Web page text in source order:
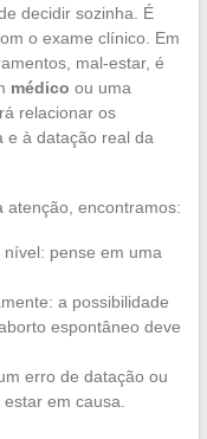
decidir sozinha. É
o exame clínico. Em
mal-estar, é
médico ou uma
relacionar os
e à datação real da
atenção, encontramos:
pense em uma
a possibilidade
espontâneo deve
erro de datação ou
em causa.